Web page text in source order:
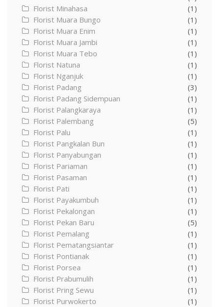
Florist Minahasa
(1)
Florist Muara Bungo
(1)
Florist Muara Enim
(1)
Florist Muara Jambi
(1)
Florist Muara Tebo
(1)
Florist Natuna
(1)
Florist Nganjuk
(1)
Florist Padang
(3)
Florist Padang Sidempuan
(1)
Florist Palangkaraya
(1)
Florist Palembang
(5)
Florist Palu
(1)
Florist Pangkalan Bun
(1)
Florist Panyabungan
(1)
Florist Pariaman
(1)
Florist Pasaman
(1)
Florist Pati
(1)
Florist Payakumbuh
(1)
Florist Pekalongan
(1)
Florist Pekan Baru
(5)
Florist Pemalang
(1)
Florist Pematangsiantar
(1)
Florist Pontianak
(1)
Florist Porsea
(1)
Florist Prabumulih
(1)
Florist Pring Sewu
(1)
Florist Purwokerto
(1)